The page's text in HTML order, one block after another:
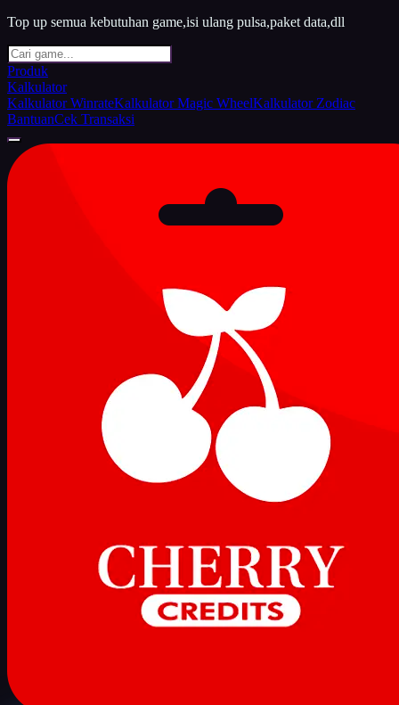
Top up semua kebutuhan game,isi ulang pulsa,paket data,dll
Produk
Kalkulator
Kalkulator WinrateKalkulator Magic WheelKalkulator Zodiac
BantuanCek Transaksi